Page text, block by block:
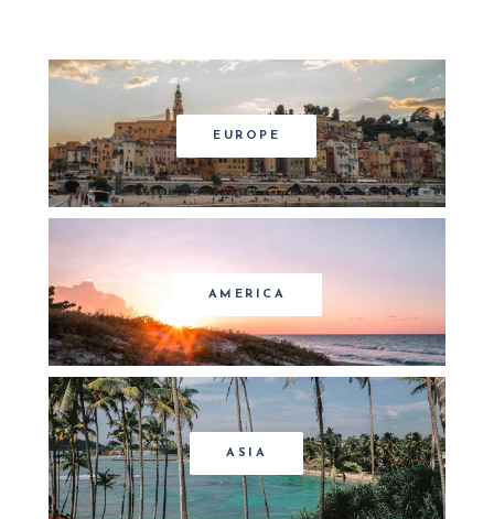
EUROPE
AMERICA
ASIA